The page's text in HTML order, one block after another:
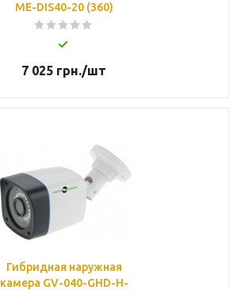
ME-DIS40-20 (360)
7 025 грн./шт
Гибридная наружная
камера GV-040-GHD-H-